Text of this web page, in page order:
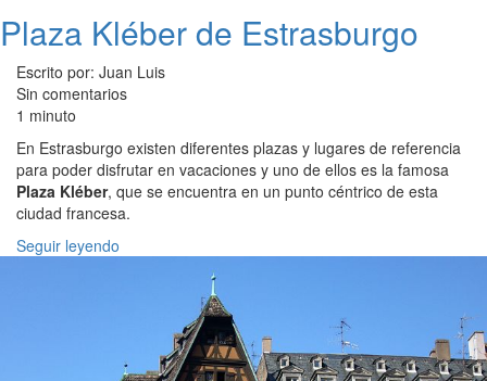
Plaza Kléber de Estrasburgo
Escrito por: Juan Luis
Sin comentarios
1 minuto
En Estrasburgo existen diferentes plazas y lugares de referencia
para poder disfrutar en vacaciones y uno de ellos es la famosa
Plaza Kléber, que se encuentra en un punto céntrico de esta
ciudad francesa.
Seguir leyendo